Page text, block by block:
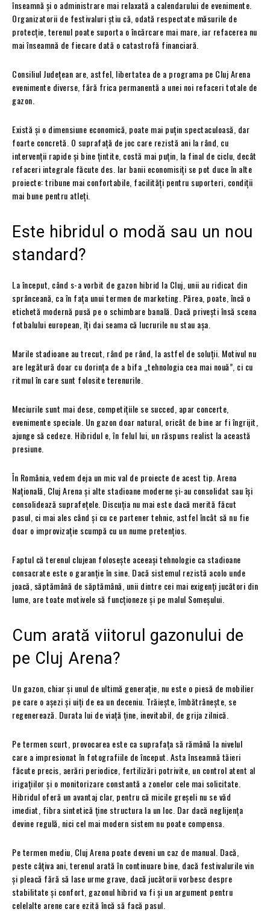
înseamnă și o administrare mai relaxată a calendarului de evenimente.
Organizatorii de festivaluri știu că, odată respectate măsurile de
protecție, terenul poate suporta o încărcare mai mare, iar refacerea nu
mai înseamnă de fiecare dată o catastrofă financiară.
Consiliul Județean are, astfel, libertatea de a programa pe Cluj Arena
evenimente diverse, fără frica permanentă a unei noi refaceri totale de
gazon.
Există și o dimensiune economică, poate mai puțin spectaculoasă, dar
foarte concretă. O suprafață de joc care rezistă ani la rând, cu
intervenții rapide și bine țintite, costă mai puțin, la final de ciclu, decât
refaceri integrale făcute des. Iar banii economisiți se pot duce în alte
proiecte: tribune mai confortabile, facilități pentru suporteri, condiții
mai bune pentru atleți.
Este hibridul o modă sau un nou
standard?
La început, când s-a vorbit de gazon hibrid la Cluj, unii au ridicat din
sprânceană, ca în fața unui termen de marketing. Părea, poate, încă o
etichetă modernă pusă pe o schimbare banală. Dacă privești însă scena
fotbalului european, îți dai seama că lucrurile nu stau așa.
Marile stadioane au trecut, rând pe rând, la astfel de soluții. Motivul nu
are legătură doar cu dorința de a bifa „tehnologia cea mai nouă”, ci cu
ritmul în care sunt folosite terenurile.
Meciurile sunt mai dese, competițiile se succed, apar concerte,
evenimente speciale. Un gazon doar natural, oricât de bine ar fi îngrijit,
ajunge să cedeze. Hibridul e, în felul lui, un răspuns realist la această
presiune.
În România, vedem deja un mic val de proiecte de acest tip. Arena
Națională, Cluj Arena și alte stadioane moderne și-au consolidat sau își
consolidează suprafețele. Discuția nu mai este dacă merită făcut
pasul, ci mai ales când și cu ce partener tehnic, astfel încât să nu fie
doar o improvizație scumpă cu un nume pretențios.
Faptul că terenul clujean folosește aceeași tehnologie ca stadioane
consacrate este o garanție în sine. Dacă sistemul rezistă acolo unde
joacă, săptămână de săptămână, unii dintre cei mai exigenți jucători din
lume, are toate motivele să funcționeze și pe malul Someșului.
Cum arată viitorul gazonului de
pe Cluj Arena?
Un gazon, chiar și unul de ultimă generație, nu este o piesă de mobilier
pe care o așezi și uiți de ea un deceniu. Trăiește, îmbătrânește, se
regenerează. Durata lui de viață ține, inevitabil, de grija zilnică.
Pe termen scurt, provocarea este ca suprafața să rămână la nivelul
care a impresionat în fotografiile de început. Asta înseamnă tăieri
făcute precis, aerări periodice, fertilizări potrivite, un control atent al
irigațiilor și o monitorizare constantă a zonelor cele mai solicitate.
Hibridul oferă un avantaj clar, pentru că micile greșeli nu se văd
imediat, fibra sintetică ține structura la un loc. Dar dacă neglijența
devine regulă, nici cel mai modern sistem nu poate compensa.
Pe termen mediu, Cluj Arena poate deveni un caz de manual. Dacă,
peste câțiva ani, terenul arată în continuare bine, dacă festivalurile vin
și pleacă fără să lase urme grave, dacă jucătorii vorbesc despre
stabilitate și confort, gazonul hibrid va fi și un argument pentru
celelalte arene care ezită încă să facă pasul.